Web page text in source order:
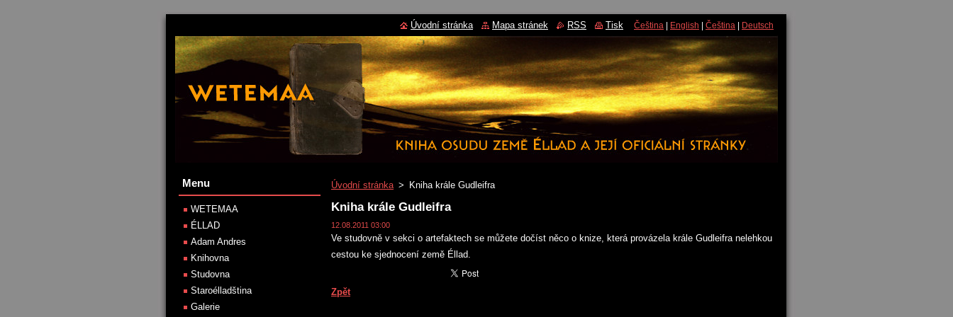
Úvodní stránka > Kniha krále Gudleifra
Kniha krále Gudleifra
12.08.2011 03:00
Ve studovně v sekci o artefaktech se můžete dočíst něco o knize, která provázela krále Gudleifra nelehkou
cestou ke sjednocení země Éllad.
Zpět
Menu
WETEMAA
ÉLLAD
Adam Andres
Knihovna
Studovna
Staroélladština
Galerie
Úvodní stránka Mapa stránek RSS Tisk Čeština English Čeština Deutsch